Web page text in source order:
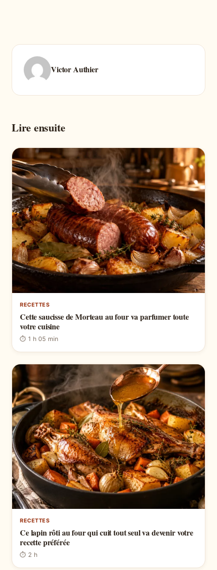
Victor Authier
Lire ensuite
RECETTES
Cette saucisse de Morteau au four va parfumer toute
votre cuisine
⏱ 1 h 05 min
RECETTES
Ce lapin rôti au four qui cuit tout seul va devenir votre
recette préférée
⏱ 2 h